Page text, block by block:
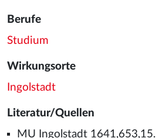
Berufe
Studium
Wirkungsorte
Ingolstadt
Literatur/Quellen
MU Ingolstadt 1641,653,15.